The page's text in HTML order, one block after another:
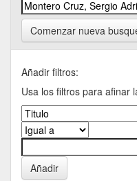
Comenzar nueva
Añadir filtros:
Usa los filtros para afinar